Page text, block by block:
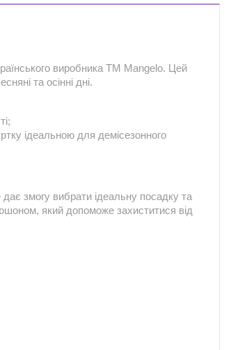
виробника ТМ Mangelo. Цей
та осінні дні.
ідеальною для демісезонного
змогу вибрати ідеальну посадку та
який допоможе захиститися від